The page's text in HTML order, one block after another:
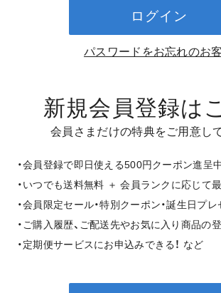
ログイン
パスワードをお忘れのお
新規会員登録は
会員さまだけの特典をご用意し
・会員登録で即日使える500円クーポン進呈中
・いつでも送料無料 ＋ 会員ランクに応じて
・会員限定セール・特別クーポン・誕生日プレ
・ご購入履歴、ご配送先やお気に入り商品の
・定期便サービスにお申込みできる！ など